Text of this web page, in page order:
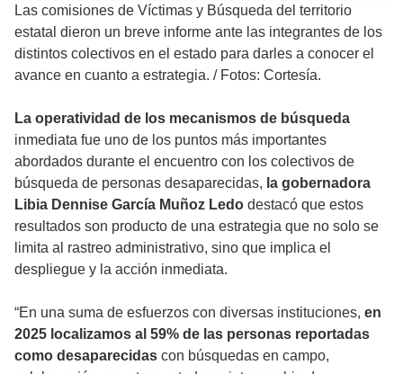
Las comisiones de Víctimas y Búsqueda del territorio
estatal dieron un breve informe ante las integrantes de los
distintos colectivos en el estado para darles a conocer el
avance en cuanto a estrategia. / Fotos: Cortesía.
La operatividad de los mecanismos de búsqueda
inmediata fue uno de los puntos más importantes
abordados durante el encuentro con los colectivos de
búsqueda de personas desaparecidas, la gobernadora
Libia Dennise García Muñoz Ledo destacó que estos
resultados son producto de una estrategia que no solo se
limita al rastreo administrativo, sino que implica el
despliegue y la acción inmediata.
“En una suma de esfuerzos con diversas instituciones, en
2025 localizamos al 59% de las personas reportadas
como desaparecidas con búsquedas en campo,